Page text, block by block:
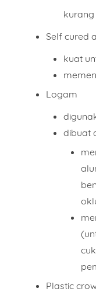
Self cured
kuat
Logam
dibuat
Plastic